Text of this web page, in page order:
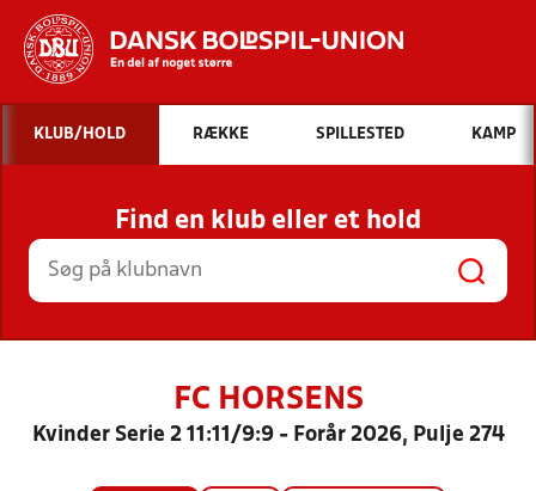
Hvad vil du søge efter?
INDHOLD OG NYHEDER
STILLINGER, RESULTATER, KLUBBER OG
HOLD
KLUB/HOLD RÆKKE SPILLESTED KAMP
Find en klub eller et hold
FC HORSENS
Kvinder Serie 2 11:11/9:9 - Forår 2026, Pulje 274